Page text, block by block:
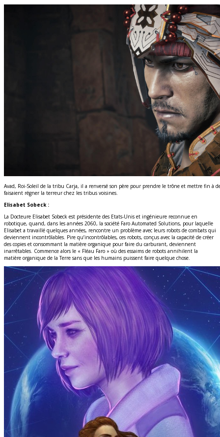
Avad, Roi-Soleil de la tribu Carja, il a renversé son père pour prendre le trône et mettre fin à
faisaient régner la terreur chez les tribus voisines.
Elisabet Sobeck :
La Docteure Elisabet Sobeck est présidente des Etats-Unis et ingénieure reconnue en
robotique, quand, dans les années 2060, la société Faro Automated Solutions, pour laquelle
Elisabet a travaillé quelques années, rencontre un problème avec leurs robots de combats qui
deviennent incontrôlables. Pire qu’incontrôlables, ces robots, conçus avec la capacité de créer
des copies et consommant la matière organique pour faire du carburant, deviennent
inarrêtables. Commence alors le « Fléau Faro » où des essaims de robots annihilent la
matière organique de la Terre sans que les humains puissent faire quelque chose.